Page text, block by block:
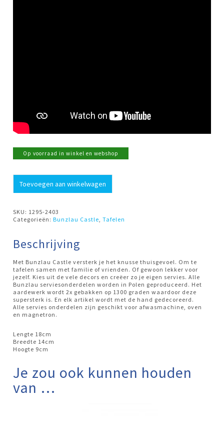
Op voorraad in winkel en webshop
Pearls*
Bunzlau
Toevoegen aan winkelwagen
SKU: 1295-2403
Categorieën:Bunzlau Castle ,Tafelen
Beschrijving
Met Bunzlau Castle versterk je het knusse thuisgevoel. Om te
tafelen samen met familie of vrienden. Of gewoon lekker voor
jezelf. Kies uit de vele decors en creëer zo je eigen servies. Alle
Bunzlau serviesonderdelen worden in Polen geproduceerd. Het
aardewerk wordt 2x gebakken op 1300 graden waardoor deze
supersterk is. En elk artikel wordt met de hand gedecoreerd.
Alle servies onderdelen zijn geschikt voor afwasmachine, oven
en magnetron.
Lengte 18cm
Breedte 14cm
Hoogte 9cm
Je zou ook kunnen houden
van …